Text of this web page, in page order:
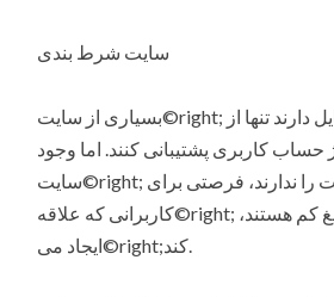
سایت شرط بندی
بسیاری از سایت©right; های شرط بندی تمایل دارند تنها از
حساب کاربری پشتیبانی کنند. اما وجود
سایت©right; هایی که این محدودیت را ندارند، فرصتی برای
کاربرانی که علاقه©right; مند به بازی با مبالغ کم هستند،
ایجاد می©right;کند.